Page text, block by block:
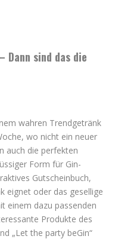
Dann sind das die
wahren Trendgetränk
wo nicht ein neuer
auch die perfekten
Form für Gin-
Gutscheinbuch,
eignet oder das gesellige
einem dazu passenden
Produkte des
„Let the party beGin“